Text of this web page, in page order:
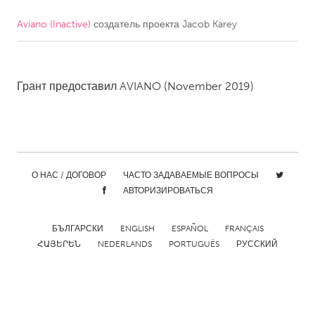
CANADA
NETHERLANDS
Leiden
Rotterdam
Aviano (Inactive) создатель проекта Jacob Karey
Грант предоставил AVIANO (November 2019)
О НАС / ДОГОВОР
ЧАСТО ЗАДАВАЕМЫЕ ВОПРОСЫ
АВТОРИЗИРОВАТЬСЯ
БЪЛГАРСКИ ENGLISH ESPAÑOL
FRANÇAIS
ՀԱՅԵՐԵՆ
NEDERLANDS PORTUGUÊS РУССКИЙ